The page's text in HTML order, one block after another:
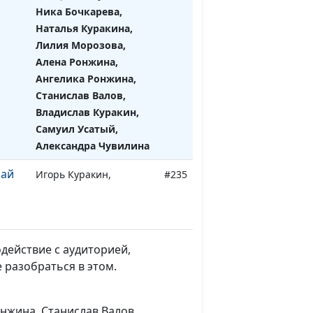
Ника Бочкарева,
Наталья Куракина,
Лилия Морозова,
Алена Ронжина,
Ангелика Ронжина,
Станислав Валов,
Владислав Куракин,
Самуил Усатый,
Александра Чувилина
Игорь Куракин,
Лилия Морозова, Алена
Ронжина, Ангелика
Ронжина, Станислав
Куракин, Самуил
#235
с аудиторией,
в этом.